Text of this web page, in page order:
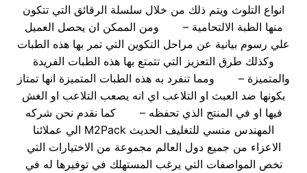
انواع التلوث ويتم ذلك من خلال سلسلة الرقائق التي تتكون
منها الطبة الالتحامية – ومن الممكن ان يحصل العميل
علي رسوم بيانية عن مراحل التكوين التي تمر بها هذه الطبات
وكذلك طرق التعزيز التي تتمتع بها هذه الطبات الفريدة
والمتميزة – ومما تنفرد به هذه الطبات المتميزة انها تمتاز
بكونها ضد العبث او التلاعب اي انه يصعب التلاعب او الغش
فيها او في المنتج الذي تحفظه – كما نقدم نحن شركه
المهندس منسي للتغليف الحديث M2Pack الي عملائنا
الاعزاء من جميع دول العالم مجموعة من الاختيارات التي
تخص المواصفات التي يرغب المستهلك في توفيرها له في